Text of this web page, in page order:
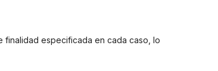
finalidad especificada en cada caso, lo